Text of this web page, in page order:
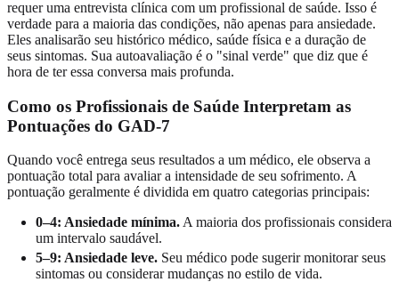
requer uma entrevista clínica com um profissional de saúde. Isso é
verdade para a maioria das condições, não apenas para ansiedade.
Eles analisarão seu histórico médico, saúde física e a duração de
seus sintomas. Sua autoavaliação é o "sinal verde" que diz que é
hora de ter essa conversa mais profunda.
Como os Profissionais de Saúde Interpretam as
Pontuações do GAD-7
Quando você entrega seus resultados a um médico, ele observa a
pontuação total para avaliar a intensidade de seu sofrimento. A
pontuação geralmente é dividida em quatro categorias principais:
0–4: Ansiedade mínima. A maioria dos profissionais considera
um intervalo saudável.
5–9: Ansiedade leve. Seu médico pode sugerir monitorar seus
sintomas ou considerar mudanças no estilo de vida.